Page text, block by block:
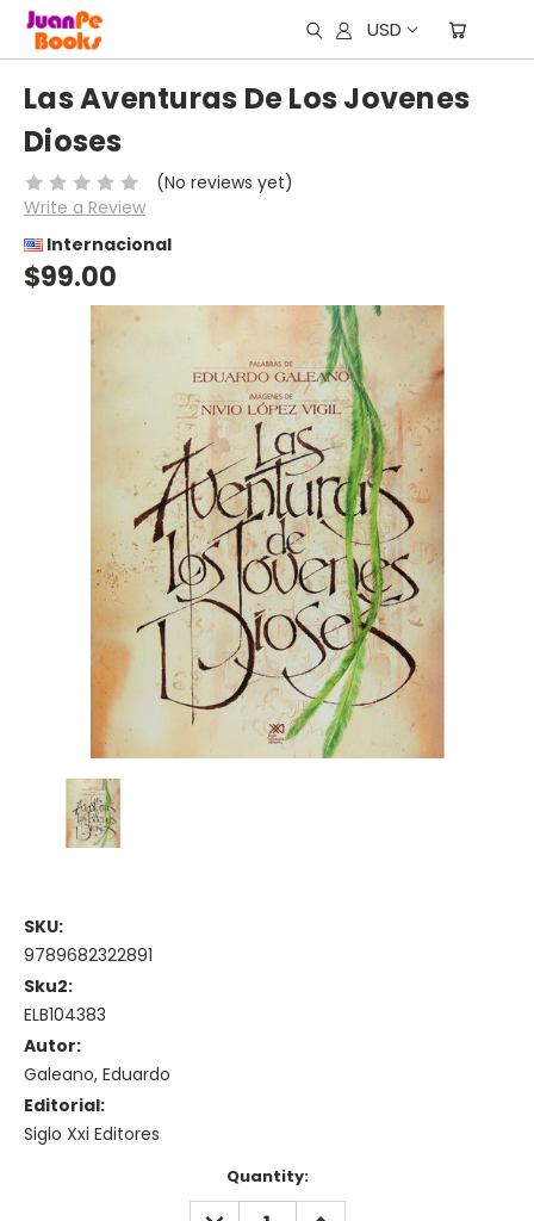
USD
Las Aventuras De Los Jovenes
Dioses
(No reviews yet)
Write a Review
Internacional
$99.00
SKU:
9789682322891
Sku2:
ELB104383
Autor:
Galeano, Eduardo
Editorial:
Siglo Xxi Editores
Quantity:
DECREASE INCREASE